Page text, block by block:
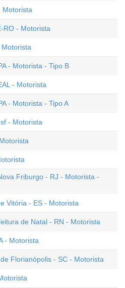
Motorista
RO - Motorista
- Motorista - Tipo B
- Motorista
- Motorista - Tipo A
- Motorista
Friburgo - RJ - Motorista -
Vitória - ES - Motorista
de Natal - RN - Motorista
- Motorista
Florianópolis - SC - Motorista